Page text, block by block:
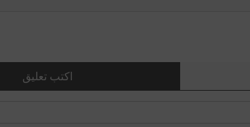
اكتب تعليق